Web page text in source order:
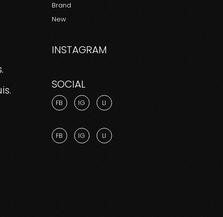
Brand
New
INSTAGRAM
SOCIAL
FB IG LI
FB IG LI